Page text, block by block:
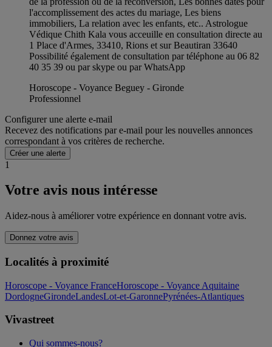
l'accomplissement des actes du mariage, Les biens
immobiliers, La relation avec les enfants, etc.. Astrologue
Védique Chith Kala vous acceuille en consultation directe au
1 Place d'Armes, 33410, Rions et sur Beautiran 33640
Possibilité également de consultation par téléphone au 06 82
40 35 39 ou par skype ou par WhatsApp
Horoscope - Voyance Beguey - Gironde
Professionnel
Configurer une alerte e-mail
Recevez des notifications par e-mail pour les nouvelles annonces
correspondant à vos critères de recherche.
Créer une alerte
1
Votre avis nous intéresse
Aidez-nous à améliorer votre expérience en donnant votre avis.
Donnez votre avis
Localités à proximité
Horoscope - Voyance FranceHoroscope - Voyance Aquitaine
DordogneGirondeLandesLot-et-GaronnePyrénées-Atlantiques
Vivastreet
Qui sommes-nous?